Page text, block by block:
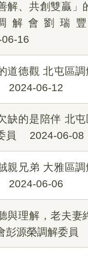
解、共創雙贏」
解會劉瑞
16
道德觀 北屯區
2024-06-12
缺的是陪伴 北
員
2024-06-08
親兄弟 大雅區
2024-06-06
與理解，老夫妻
彭源榮調解委員